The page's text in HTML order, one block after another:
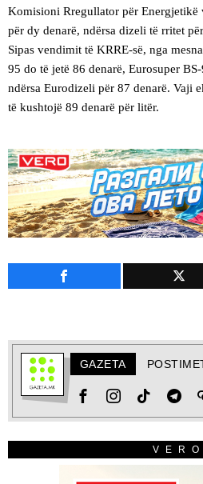
Komisioni Rregullator për Energjetikë
për dy denarë, ndërsa dizeli të rritet
Sipas vendimit të KRRE-së, nga
95 do të jetë 86 denarë, Eurosuper
ndërsa Eurodizeli për 87 denarë. Vaji
të kushtojë 89 denarë për litër.
GAZETA
VERO